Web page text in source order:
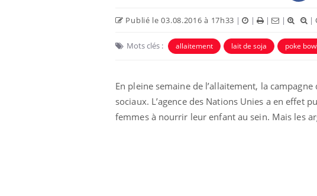
Publié le 03.08.2016 à 17h33 | | | | |
Mots clés : allaitement lait de soja poke bowl
En pleine semaine de l’allaitement, la
sociaux. L’agence des Nations Unies a en effet
femmes à nourrir leur enfant au sein. Mais les
Youtube
Carence en
prévenir
Fatigue,